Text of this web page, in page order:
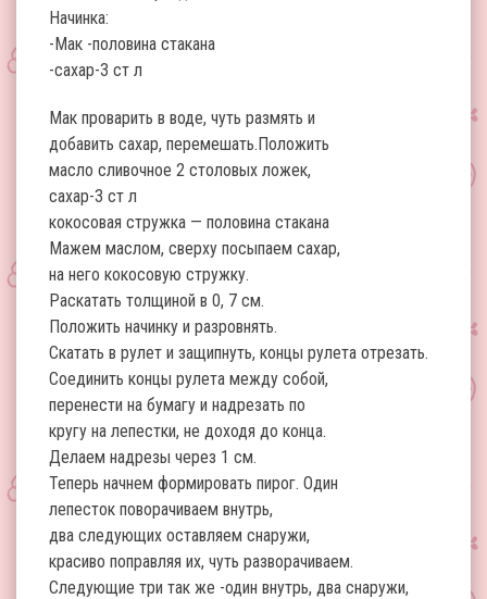
Начинка:
-Мак -половина стакана
-сахар-3 ст л
Мак проварить в воде, чуть размять и
добавить сахар, перемешать.Положить
масло сливочное 2 столовых ложек,
сахар-3 ст л
кокосовая стружка — половина стакана
Мажем маслом, сверху посыпаем сахар,
на него кокосовую стружку.
Раскатать толщиной в 0, 7 см.
Положить начинку и разровнять.
Скатать в рулет и защипнуть, концы рулета отрезать.
Соединить концы рулета между собой,
перенести на бумагу и надрезать по
кругу на лепестки, не доходя до конца.
Делаем надрезы через 1 см.
Теперь начнем формировать пирог. Один
лепесток поворачиваем внутрь,
два следующих оставляем снаружи,
красиво поправляя их, чуть разворачиваем.
Следующие три так же -один внутрь, два снаружи,